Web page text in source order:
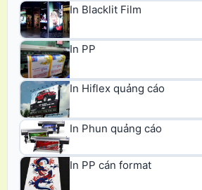
In Blacklit Film
In PP
In Hiflex quảng cáo
In Phun quảng cáo
In PP cán format